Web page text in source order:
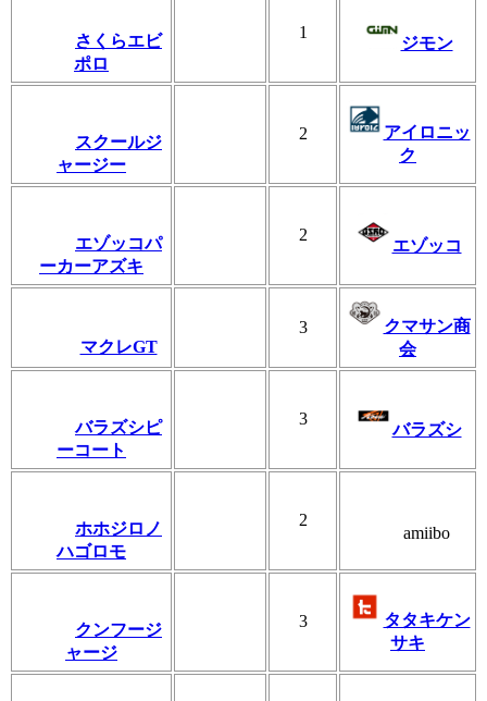
さくらエビ
ポロ
1
ジモン
スクールジ
ャージー
2
アイロニッ
ク
エゾッコパ
ーカーアズキ
2
エゾッコ
マクレGT
3
クマサン商
会
バラズシピ
ーコート
3
バラズシ
ホホジロノ
ハゴロモ
2
amiibo
クンフージ
ャージ
3
タタキケン
サキ